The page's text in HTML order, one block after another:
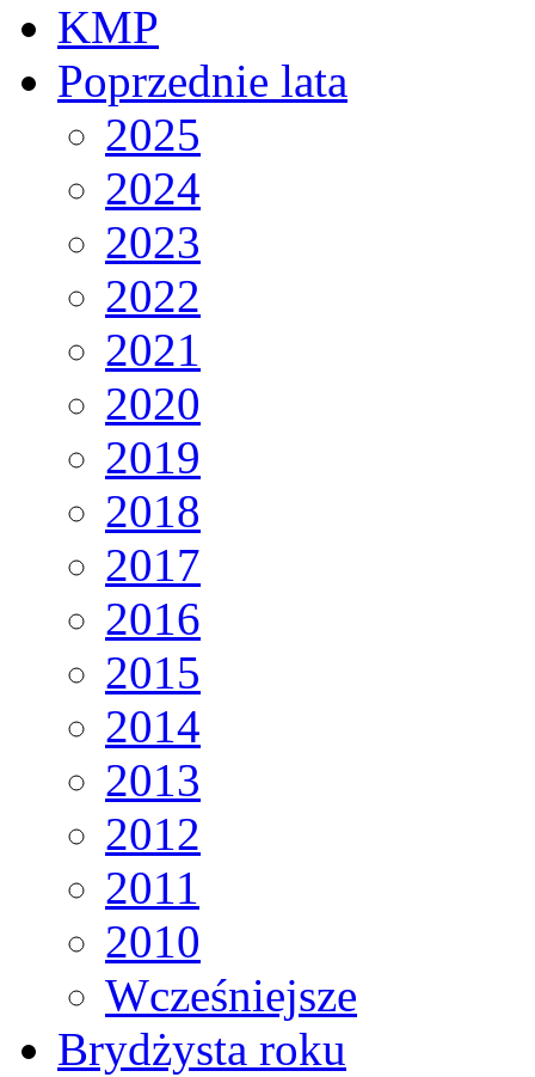
KMP
Poprzednie lata
2025
2024
2023
2022
2021
2020
2019
2018
2017
2016
2015
2014
2013
2012
2011
2010
Wcześniejsze
Brydżysta roku